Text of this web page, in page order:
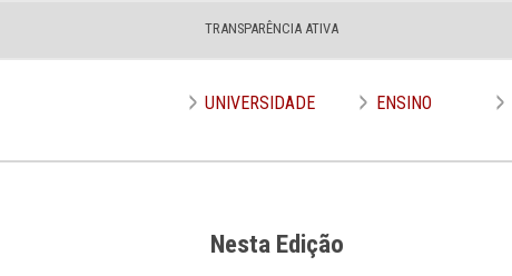
TRANSPARÊNCIA ATIVA
UNIVERSIDADE ENSINO
Nesta Edição